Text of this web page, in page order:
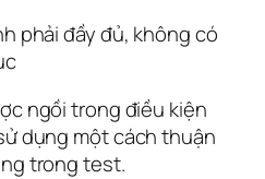
phải đầy đủ, không có
ngồi trong điều kiện
dụng một cách thuận
trong test.